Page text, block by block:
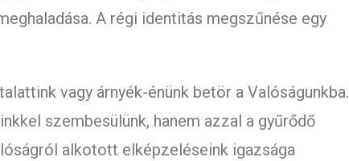
A régi identitás megszűnése egy
vagy árnyék-énünk betör a Valóságunkba.
szembesülünk, hanem azzal a gyűrődő
alkotott elképzeléseink igazsága